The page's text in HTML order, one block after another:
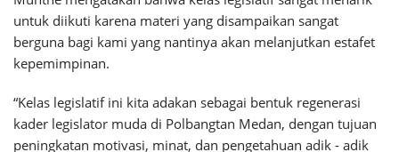
untuk diikuti karena materi yang disampaikan sangat
berguna bagi kami yang nantinya akan melanjutkan estafet
kepemimpinan.
“Kelas legislatif ini kita adakan sebagai bentuk regenerasi
kader legislator muda di Polbangtan Medan, dengan tujuan
peningkatan motivasi, minat, dan pengetahuan adik - adik